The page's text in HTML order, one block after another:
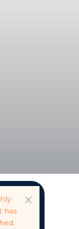
has